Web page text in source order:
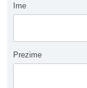
Ime
Prezime